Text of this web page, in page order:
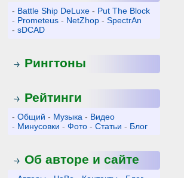
- Battle Ship DeLuxe - Put The Block
- Prometeus - NetZhop -SpectrAn
-sDCAD
Рингтоны
Рейтинги
-Общий - Музыка - Видео
- Минусовки -Фото -Статьи - Блог
Об авторе и сайте